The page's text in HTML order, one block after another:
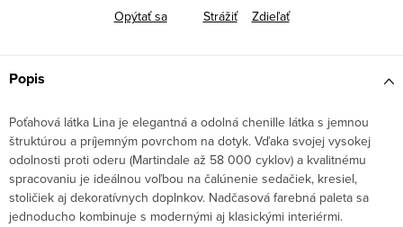
Opýtať sa
Strážiť Zdieľať
Popis
Poťahová látka Lina je elegantná a odolná chenille látka s jemnou
štruktúrou a príjemným povrchom na dotyk. Vďaka svojej vysokej
odolnosti proti oderu (Martindale až 58 000 cyklov) a kvalitnému
spracovaniu je ideálnou voľbou na čalúnenie sedačiek, kresiel,
stoličiek aj dekoratívnych doplnkov. Nadčasová farebná paleta sa
jednoducho kombinuje s modernými aj klasickými interiérmi.